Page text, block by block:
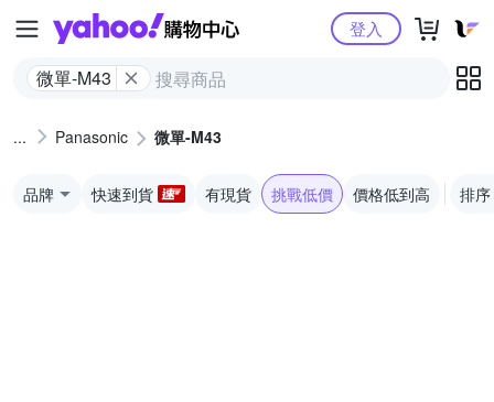
Yahoo購物中心
微單-M43
登入
Panasonic 微單-M43
品牌 快速到貨 有現貨 挑戰低價 價格低到高 排序